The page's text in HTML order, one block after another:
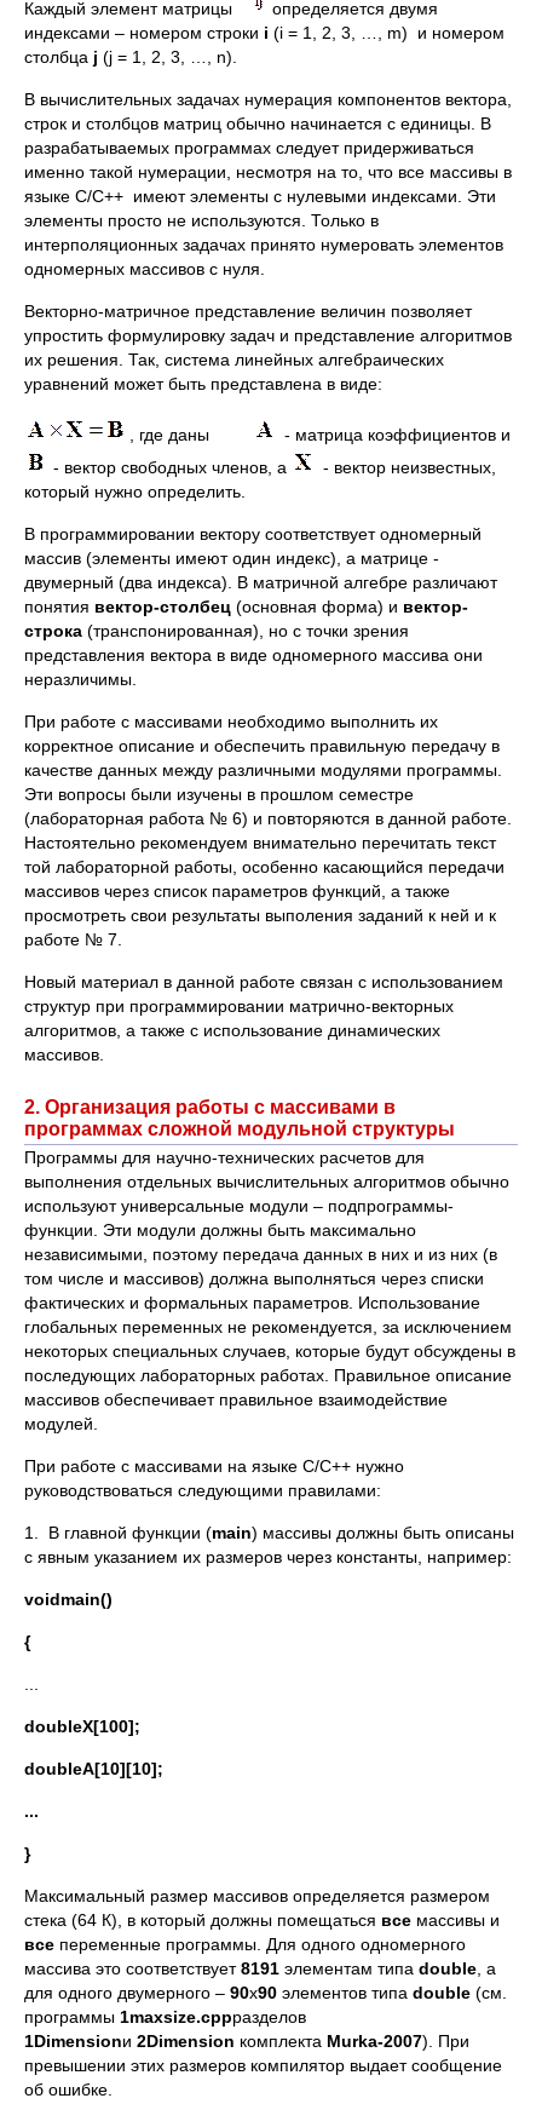
Каждый элемент матрицы
определяется двумя
индексами – номером строки i (i = 1, 2, 3, …, m) и номером
столбца j (j = 1, 2, 3, …, n).
В вычислительных задачах нумерация компонентов вектора,
строк и столбцов матриц обычно начинается с единицы. В
разрабатываемых программах следует придерживаться
именно такой нумерации, несмотря на то, что все массивы в
языке С/С++ имеют элементы с нулевыми индексами. Эти
элементы просто не используются. Только в
интерполяционных задачах принято нумеровать элементов
одномерных массивов с нуля.
Векторно-матричное представление величин позволяет
упростить формулировку задач и представление алгоритмов
их решения. Так, система линейных алгебраических
уравнений может быть представлена в виде:
, где даны
- матрица коэффициентов и
- вектор свободных членов, а
- вектор неизвестных,
который нужно определить.
В программировании вектору соответствует одномерный
массив (элементы имеют один индекс), а матрице -
двумерный (два индекса). В матричной алгебре различают
понятия вектор-столбец (основная форма) и вектор-
строка (транспонированная), но с точки зрения
представления вектора в виде одномерного массива они
неразличимы.
При работе с массивами необходимо выполнить их
корректное описание и обеспечить правильную передачу в
качестве данных между различными модулями программы.
Эти вопросы были изучены в прошлом семестре
(лабораторная работа № 6) и повторяются в данной работе.
Настоятельно рекомендуем внимательно перечитать текст
той лабораторной работы, особенно касающийся передачи
массивов через список параметров функций, а также
просмотреть свои результаты выполения заданий к ней и к
работе № 7.
Новый материал в данной работе связан с использованием
структур при программировании матрично-векторных
алгоритмов, а также с использование динамических
массивов.
2. Организация работы с массивами в
программах сложной модульной структуры
Программы для научно-технических расчетов для
выполнения отдельных вычислительных алгоритмов обычно
используют универсальные модули – подпрограммы-
функции. Эти модули должны быть максимально
независимыми, поэтому передача данных в них и из них (в
том числе и массивов) должна выполняться через списки
фактических и формальных параметров. Использование
глобальных переменных не рекомендуется, за исключением
некоторых специальных случаев, которые будут обсуждены в
последующих лабораторных работах. Правильное описание
массивов обеспечивает правильное взаимодействие
модулей.
При работе с массивами на языке С/С++ нужно
руководствоваться следующими правилами:
1. В главной функции (main) массивы должны быть описаны
с явным указанием их размеров через константы, например:
voidmain()
{
doubleX[100];
doubleA[10][10];
...
}
Максимальный размер массивов определяется размером
стека (64 К), в который должны помещаться все массивы и
все переменные программы. Для одного одномерного
массива это соответствует8191 элементам типа double , а
для одного двумерного – 90х90 элементов типа double (см.
программы 1maxsize.cppразделов
1Dimensionи 2Dimension комплекта Murka-2007). При
превышении этих размеров компилятор выдает сообщение
об ошибке.